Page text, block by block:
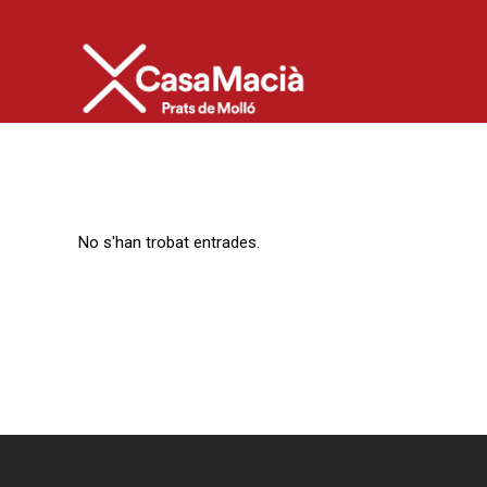
No s'han trobat entrades.